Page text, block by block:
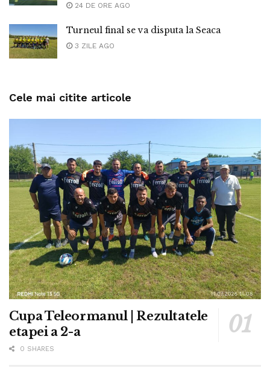
24 DE ORE AGO
Turneul final se va disputa la Seaca
3 ZILE AGO
Cele mai citite articole
Cupa Teleormanul | Rezultatele
etapei a 2-a
0 SHARES